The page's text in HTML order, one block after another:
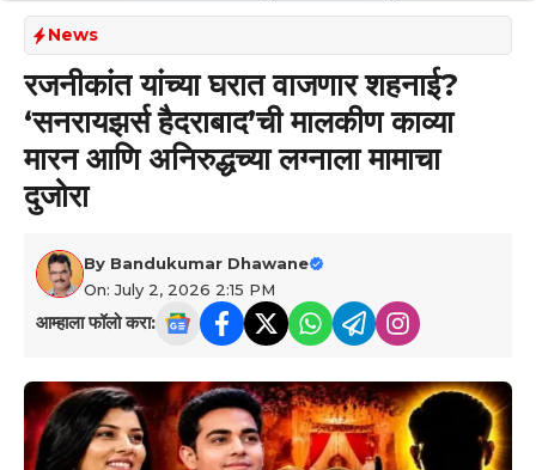
News
रजनीकांत यांच्या घरात वाजणार शहनाई?
‘सनरायझर्स हैदराबाद’ची मालकीण काव्या
मारन आणि अनिरुद्धच्या लग्नाला मामाचा
दुजोरा
By Bandukumar Dhawane
On: July 2, 2026 2:15 PM
आम्हाला फॉलो करा: